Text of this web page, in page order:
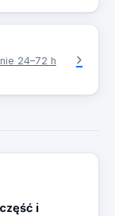
24–72 h ›
i